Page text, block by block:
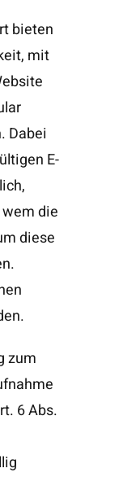
bieten
mit
Dabei
E-
die
diese
zum
6 Abs.